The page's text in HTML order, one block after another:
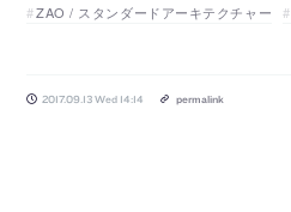
ZAO / スタンダードアーキテクチャー
2017.09.13 Wed 14:14 permalink